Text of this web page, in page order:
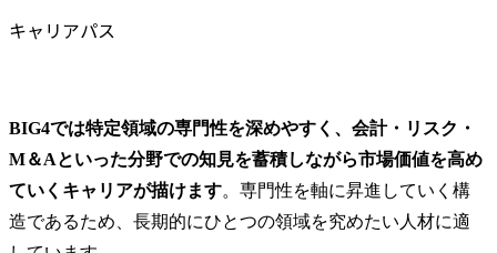
キャリアパス
BIG4では特定領域の専門性を深めやすく、会計・リスク・
M＆Aといった分野での知見を蓄積しながら市場価値を高め
ていくキャリアが描けます。専門性を軸に昇進していく構
造であるため、長期的にひとつの領域を究めたい人材に適